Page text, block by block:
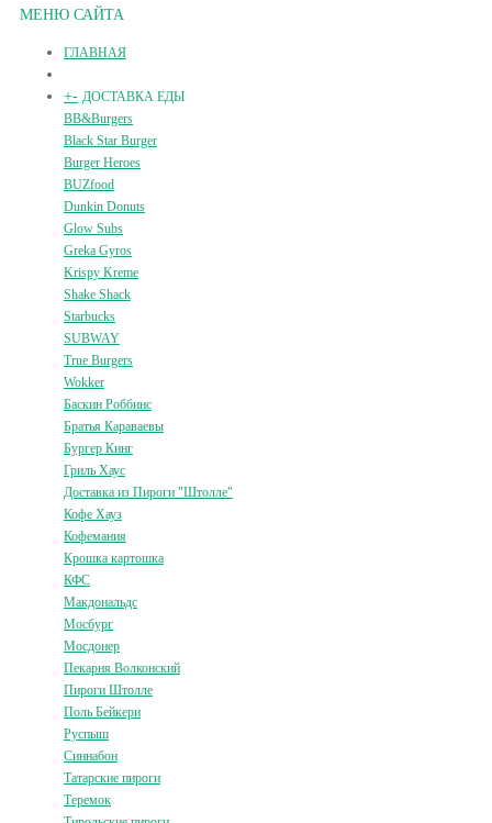
МЕНЮ САЙТА
ГЛАВНАЯ
+- ДОСТАВКА ЕДЫ
BB&Burgers
Black Star Burger
Burger Heroes
BUZfood
Dunkin Donuts
Glow Subs
Greka Gyros
Krispy Kreme
Shake Shack
Starbucks
SUBWAY
True Burgers
Wokker
Баскин Роббинс
Братья Караваевы
Бургер Кинг
Гриль Хаус
Доставка из Пироги "Штолле"
Кофе Хауз
Кофемания
Крошка картошка
КФС
Макдональдс
Мосбург
Мосдонер
Пекарня Волконский
Пироги Штолле
Поль Бейкери
Руспыш
Синнабон
Татарские пироги
Теремок